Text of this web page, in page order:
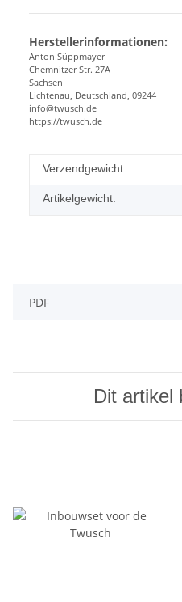
Herstellerinformationen:
Anton Süppmayer
Chemnitzer Str. 27A
Sachsen
Lichtenau, Deutschland, 09244
info@twusch.de
https://twusch.de
Verzendgewicht:
Artikelgewicht:
PDF
Dit artikel